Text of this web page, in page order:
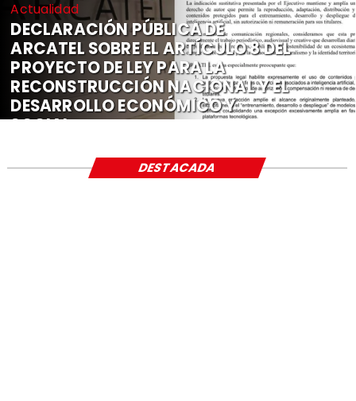
Actualidad
DECLARACIÓN PÚBLICA DE
ARCATEL SOBRE EL ARTÍCULO 8 DEL
PROYECTO DE LEY PARA LA
RECONSTRUCCIÓN NACIONAL Y EL
DESARROLLO ECONÓMICO Y
SOCIAL
DESTACADA